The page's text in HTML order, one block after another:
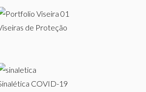
de Proteção
COVID-19